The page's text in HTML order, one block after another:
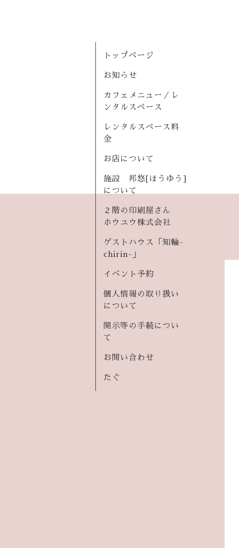
トップページ
お知らせ
カフェメニュー／レ
ンタルスペース
レンタルスペース料
金
お店について
施設 邦悠[ほうゆう]
について
２階の印刷屋さん
ホウユウ株式会社
ゲストハウス「知輪-
chirin-」
イベント予約
個人情報の取り扱い
について
開示等の手続につい
て
お問い合わせ
たぐ